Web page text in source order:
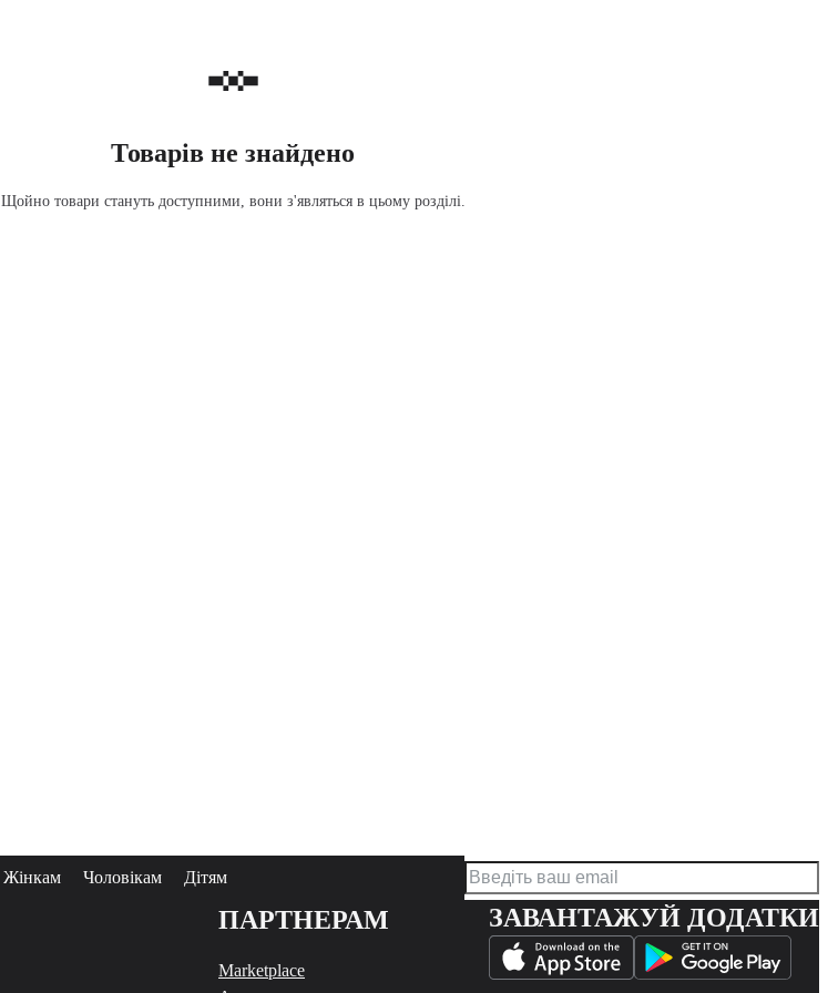
Товарів не знайдено
Щойно товари стануть доступними, вони з'являться в цьому розділі.
Жінкам Чоловікам Дітям
ПАРТНЕРАМ
Marketplace
ЗАВАНТАЖУЙ ДОДАТКИ